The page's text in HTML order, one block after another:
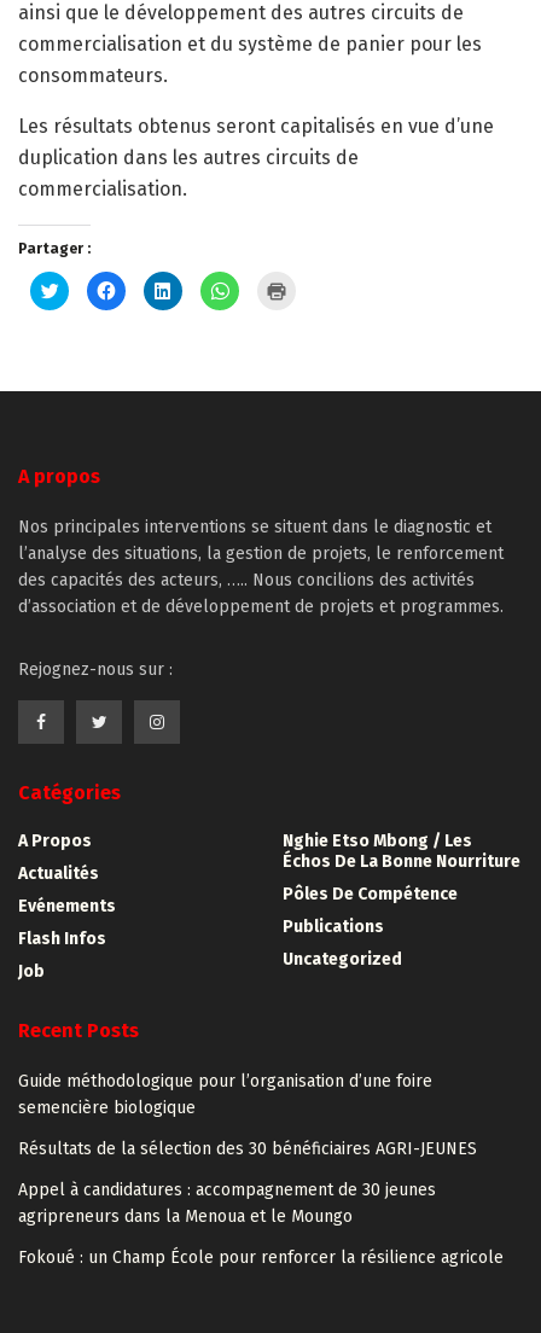
ainsi que le développement des autres circuits de
commercialisation et du système de panier pour les
consommateurs.
Les résultats obtenus seront capitalisés en vue d’une
duplication dans les autres circuits de
commercialisation.
Partager :
Cliquez
pour
partager
nouvelle
Cliquez
pour
partager
nouvelle
Cliquez
pour
partager
nouvelle
Cliquez
pour
nouvelle
A propos
Nos principales interventions se situent dans le diagnostic et
l’analyse des situations, la gestion de projets, le renforcement
des capacités des acteurs, ….. Nous concilions des activités
d’association et de développement de projets et programmes.
Rejognez-nous sur :
Catégories
A Propos
Actualités
Evénements
Flash Infos
Job
Nghie Etso Mbong / Les
Échos De La Bonne Nourriture
Pôles De Compétence
Publications
Uncategorized
Recent Posts
Guide méthodologique pour l’organisation d’une foire
semencière biologique
Résultats de la sélection des 30 bénéficiaires AGRI-JEUNES
Appel à candidatures : accompagnement de 30 jeunes
agripreneurs dans la Menoua et le Moungo
Fokoué : un Champ École pour renforcer la résilience agricole